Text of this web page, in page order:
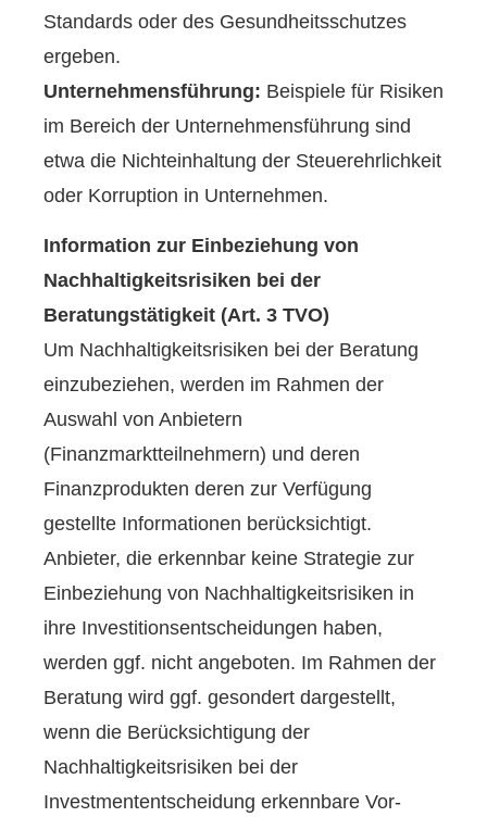
Standards oder des Gesundheitsschutzes
ergeben.
Unternehmensführung: Beispiele für Risiken
im Bereich der Unternehmensführung sind
etwa die Nichteinhaltung der Steuerehrlichkeit
oder Korruption in Unternehmen.
Information zur Einbeziehung von
Nachhaltigkeitsrisiken bei der
Beratungstätigkeit (Art. 3 TVO)
Um Nachhaltigkeitsrisiken bei der Beratung
einzubeziehen, werden im Rahmen der
Auswahl von Anbietern
(Finanzmarktteilnehmern) und deren
Finanzprodukten deren zur Verfügung
gestellte Informationen berücksichtigt.
Anbieter, die erkennbar keine Strategie zur
Einbeziehung von Nachhaltigkeitsrisiken in
ihre Investitionsentscheidungen haben,
werden ggf. nicht angeboten. Im Rahmen der
Beratung wird ggf. gesondert dargestellt,
wenn die Berücksichtigung der
Nachhaltigkeitsrisiken bei der
Investmententscheidung erkennbare Vor-